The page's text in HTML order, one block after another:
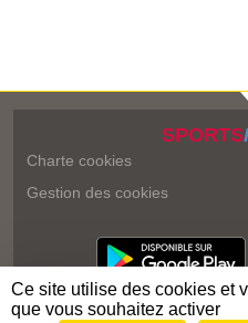
SPORTS
Charte cookies
Gestion des cookies
Ce site utilise des cookies et
que vous souhaitez activer